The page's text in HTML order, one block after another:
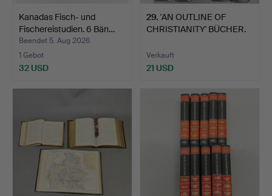
Kanadas Fisch- und
Fischereistudien. 6 Bän…
Beendet 5. Aug 2026
1 Gebot
32 USD
29. 'AN OUTLINE OF
CHRISTIANITY' BÜCHER.
Verkauft
21 USD